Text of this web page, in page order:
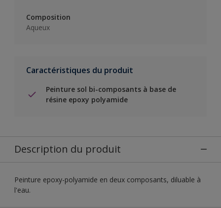
Composition
Aqueux
Caractéristiques du produit
Peinture sol bi-composants à base de
résine epoxy polyamide
Description du produit
Peinture epoxy-polyamide en deux composants, diluable à
l'eau.